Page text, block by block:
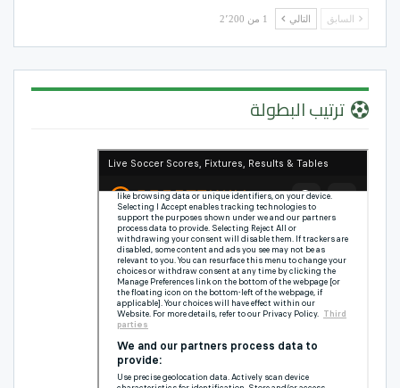
السابق التالي 1 من 2٬200
ترتيب البطولة